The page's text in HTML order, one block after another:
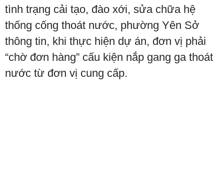
tình trạng cải tạo, đào xới, sửa chữa hệ
thống cống thoát nước, phường Yên Sở
thông tin, khi thực hiện dự án, đơn vị phải
“chờ đơn hàng” cấu kiện nắp gang ga thoát
nước từ đơn vị cung cấp.